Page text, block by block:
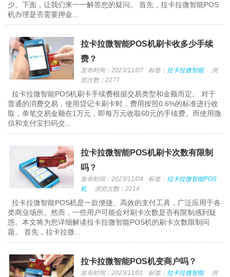
少。下面，让我们来一一解答您的疑问。 首先，拉卡拉微智能POS
机办理是否需要押金...
拉卡拉微智能POS机刷卡收多少手续
费？
发布时间：2023/11/07 标签： 拉卡拉微智能
浏
览次数：2277
拉卡拉微智能POS机刷卡手续费根据交易类型和金额而定。 对于
普通的消费交易，使用贷记卡刷卡时，费用按照0.6%的标准进行收
取，单笔交易金额在1万元，即每万元收取60元的手续费。而使用微
信和支付宝扫码交...
拉卡拉微智能POS机刷卡次数有限制
吗？
发布时间：2023/11/04 标签： 拉卡拉微智能POS
机
浏览次数：2214
拉卡拉微智能POS机是一款便捷、高效的支付工具，广泛应用于各
类商业场所。然而，一些用户可能会对刷卡次数是否有限制感到疑
惑。本文将为您详细解读拉卡拉微智能POS机的刷卡次数限制问
题。 首先，拉卡拉微...
拉卡拉微智能POS机变商户吗？
发布时间：2023/11/01 标签： 拉卡拉微智能
浏